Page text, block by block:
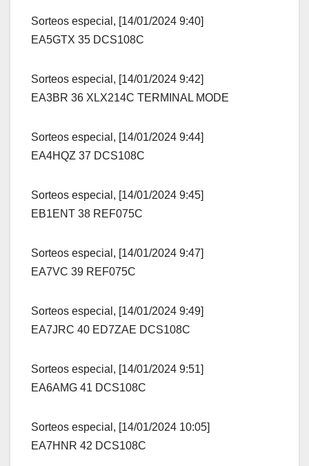
Sorteos especial, [14/01/2024 9:40]
EA5GTX 35 DCS108C
Sorteos especial, [14/01/2024 9:42]
EA3BR 36 XLX214C TERMINAL MODE
Sorteos especial, [14/01/2024 9:44]
EA4HQZ 37 DCS108C
Sorteos especial, [14/01/2024 9:45]
EB1ENT 38 REF075C
Sorteos especial, [14/01/2024 9:47]
EA7VC 39 REF075C
Sorteos especial, [14/01/2024 9:49]
EA7JRC 40 ED7ZAE DCS108C
Sorteos especial, [14/01/2024 9:51]
EA6AMG 41 DCS108C
Sorteos especial, [14/01/2024 10:05]
EA7HNR 42 DCS108C